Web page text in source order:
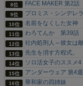
FACE MAKER 第2話
プロミス・シンデレ
名前をなくした女神
わろてんか 第39話
社内処刑人～彼女は
先生を消す方程式。
ソロ活女子のススメ
アンダーウェア 第4週
華和家の四姉妹